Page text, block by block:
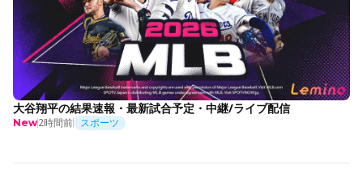
大谷翔平の結果速報・最新試合予定・中継/ライブ配信
New2時間前 スポーツ